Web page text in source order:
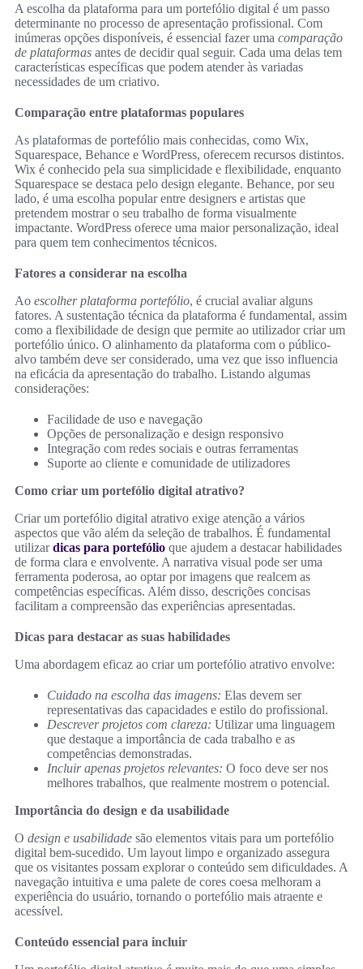
A escolha da plataforma para um portefólio digital é um passo
determinante no processo de apresentação profissional. Com
inúmeras opções disponíveis, é essencial fazer uma comparação
de plataformas antes de decidir qual seguir. Cada uma delas tem
características específicas que podem atender às variadas
necessidades de um criativo.
Comparação entre plataformas populares
As plataformas de portefólio mais conhecidas, como Wix,
Squarespace, Behance e WordPress, oferecem recursos distintos.
Wix é conhecido pela sua simplicidade e flexibilidade, enquanto
Squarespace se destaca pelo design elegante. Behance, por seu
lado, é uma escolha popular entre designers e artistas que
pretendem mostrar o seu trabalho de forma visualmente
impactante. WordPress oferece uma maior personalização, ideal
para quem tem conhecimentos técnicos.
Fatores a considerar na escolha
Ao escolher plataforma portefólio, é crucial avaliar alguns
fatores. A sustentação técnica da plataforma é fundamental, assim
como a flexibilidade de design que permite ao utilizador criar um
portefólio único. O alinhamento da plataforma com o público-
alvo também deve ser considerado, uma vez que isso influencia
na eficácia da apresentação do trabalho. Listando algumas
considerações:
Facilidade de uso e navegação
Opções de personalização e design responsivo
Integração com redes sociais e outras ferramentas
Suporte ao cliente e comunidade de utilizadores
Como criar um portefólio digital atrativo?
Criar um portefólio digital atrativo exige atenção a vários
aspectos que vão além da seleção de trabalhos. É fundamental
utilizardicas para portefólio que ajudem a destacar habilidades
de forma clara e envolvente. A narrativa visual pode ser uma
ferramenta poderosa, ao optar por imagens que realcem as
competências específicas. Além disso, descrições concisas
facilitam a compreensão das experiências apresentadas.
Dicas para destacar as suas habilidades
Uma abordagem eficaz ao criar um portefólio atrativo envolve:
Cuidado na escolha das imagens: Elas devem ser
representativas das capacidades e estilo do profissional.
Descrever projetos com clareza: Utilizar uma linguagem
que destaque a importância de cada trabalho e as
competências demonstradas.
Incluir apenas projetos relevantes: O foco deve ser nos
melhores trabalhos, que realmente mostrem o potencial.
Importância do design e da usabilidade
O design e usabilidade são elementos vitais para um portefólio
digital bem-sucedido. Um layout limpo e organizado assegura
que os visitantes possam explorar o conteúdo sem dificuldades. A
navegação intuitiva e uma palete de cores coesa melhoram a
experiência do usuário, tornando o portefólio mais atraente e
acessível.
Conteúdo essencial para incluir